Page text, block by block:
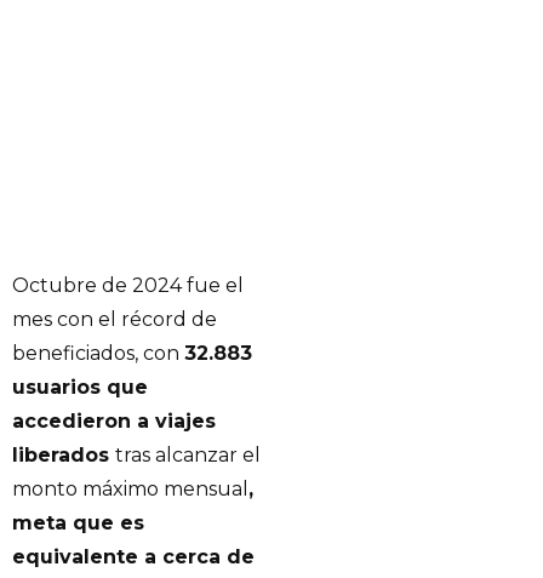
Octubre de 2024 fue el
mes con el récord de
beneficiados, con 32.883
usuarios que
accedieron a viajes
liberados tras alcanzar el
monto máximo mensual ,
meta que es
equivalente a cerca de